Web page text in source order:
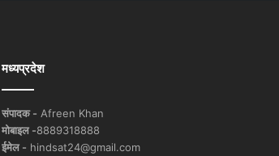
मध्यप्रदेश
संपादक - Afreen Khan
मोबाइल -8889318888
ईमेल - hindsat24@gmail.com